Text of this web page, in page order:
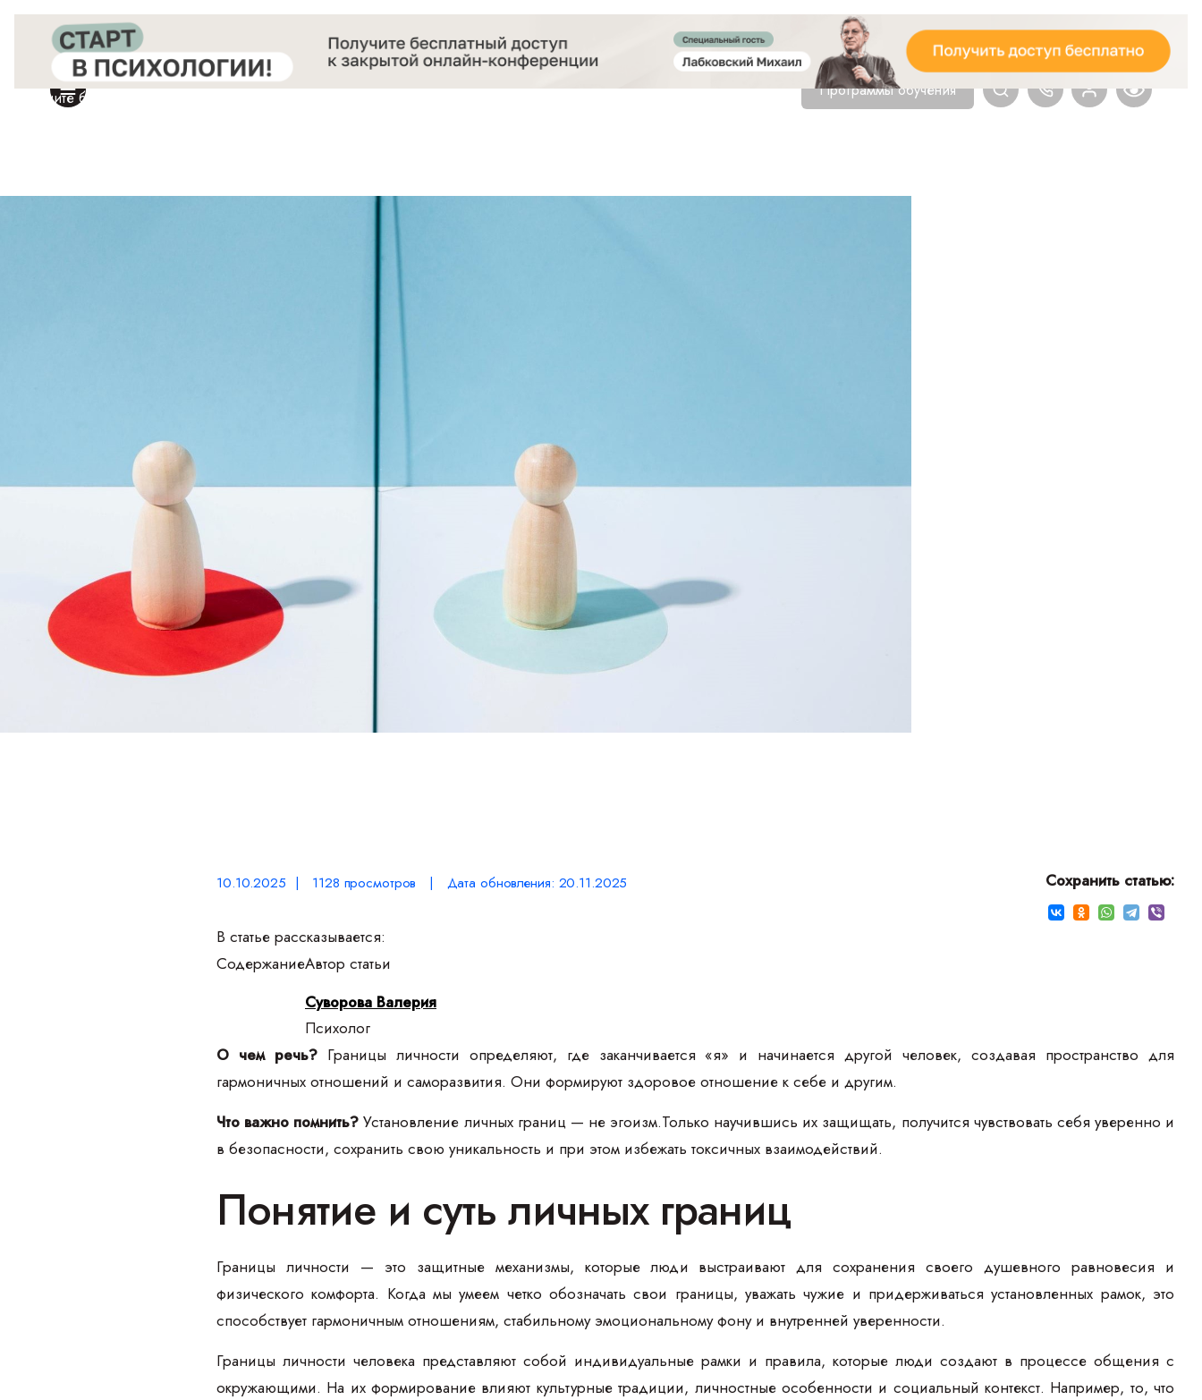
Программы обучения
Получите бесплатный доступ
10.10.2025 | 1128 просмотров | Дата обновления: 20.11.2025 Сохранить статью:
В статье рассказывается:
СодержаниеАвтор статьи
Суворова Валерия
Психолог
О чем речь? Границы личности определяют, где заканчивается «я» и начинается другой человек, создавая пространство для
гармоничных отношений и саморазвития. Они формируют здоровое отношение к себе и другим.
Что важно помнить?Установление личных границ — не эгоизм.Только научившись их защищать, получится чувствовать себя уверенно и
в безопасности, сохранить свою уникальность и при этом избежать токсичных взаимодействий.
Понятие и суть личных границ
Границы личности — это защитные механизмы, которые люди выстраивают для сохранения своего душевного равновесия и
физического комфорта. Когда мы умеем четко обозначать свои границы, уважать чужие и придерживаться установленных рамок, это
способствует гармоничным отношениям, стабильному эмоциональному фону и внутренней уверенности.
Границы личности человека представляют собой индивидуальные рамки и правила, которые люди создают в процессе общения с
окружающими. На их формирование влияют культурные традиции, личностные особенности и социальный контекст. Например, то, что